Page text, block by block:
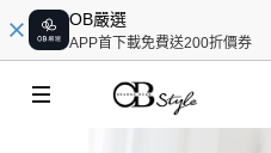
OB嚴選
APP首下載免費送200折價券